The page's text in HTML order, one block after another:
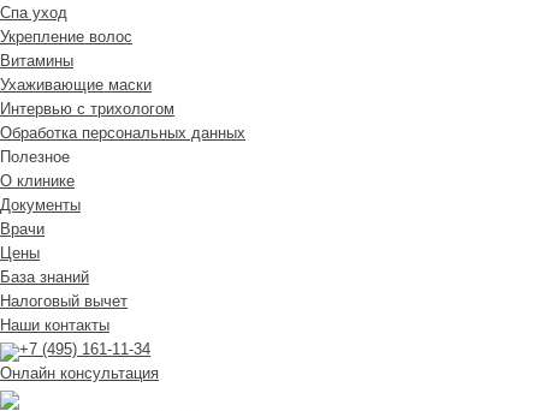
Спа уход
Укрепление волос
Витамины
Ухаживающие маски
Интервью с трихологом
Обработка персональных данных
Полезное
О клинике
Документы
Врачи
Цены
База знаний
Налоговый вычет
Наши контакты
+7 (495) 161-11-34
Онлайн консультация